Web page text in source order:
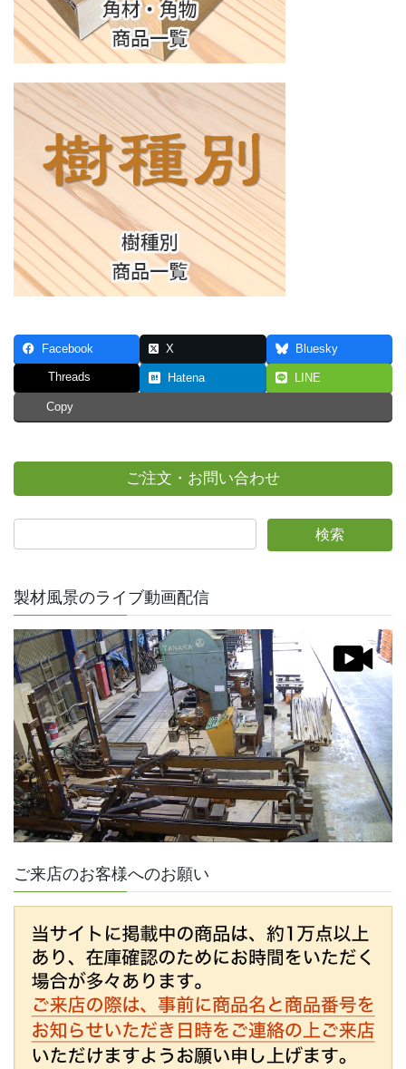
Facebook X Bluesky
Threads Hatena LINE
Copy
ご注文・お問い合わせ
製材風景のライブ動画配信
ご来店のお客様へのお願い